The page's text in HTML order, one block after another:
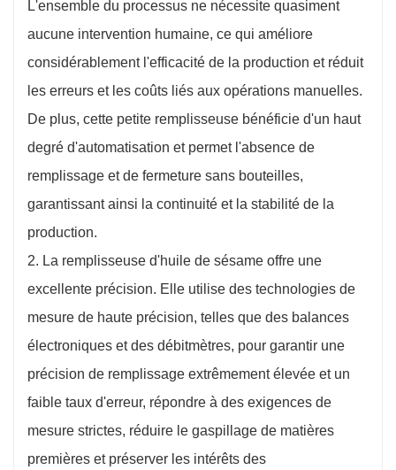
L'ensemble du processus ne nécessite quasiment
aucune intervention humaine, ce qui améliore
considérablement l'efficacité de la production et réduit
les erreurs et les coûts liés aux opérations manuelles.
De plus, cette petite remplisseuse bénéficie d'un haut
degré d'automatisation et permet l'absence de
remplissage et de fermeture sans bouteilles,
garantissant ainsi la continuité et la stabilité de la
production.
2. La remplisseuse d'huile de sésame offre une
excellente précision. Elle utilise des technologies de
mesure de haute précision, telles que des balances
électroniques et des débitmètres, pour garantir une
précision de remplissage extrêmement élevée et un
faible taux d'erreur, répondre à des exigences de
mesure strictes, réduire le gaspillage de matières
premières et préserver les intérêts des